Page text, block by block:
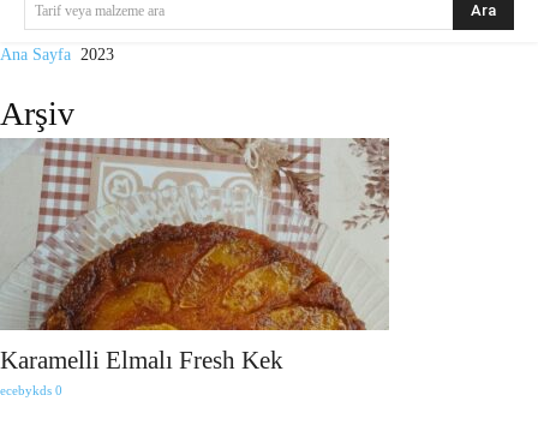
Tarif veya malzeme ara Ara
Ana Sayfa 2023
Arşiv
Karamelli Elmalı Fresh Kek
ecebykds 0